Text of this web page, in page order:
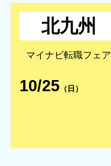
北九州
マイナビ転職フェア
10/25（日）